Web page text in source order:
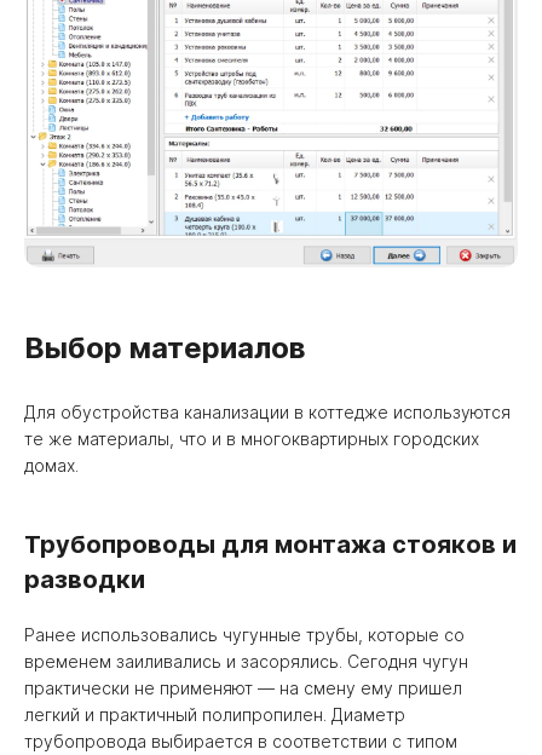
Выбор материалов
Для обустройства канализации в коттедже используются
те же материалы, что и в многоквартирных городских
домах.
Трубопроводы для монтажа стояков и
разводки
Ранее использовались чугунные трубы, которые со
временем заиливались и засорялись. Сегодня чугун
практически не применяют — на смену ему пришел
легкий и практичный полипропилен. Диаметр
трубопровода выбирается в соответствии с типом